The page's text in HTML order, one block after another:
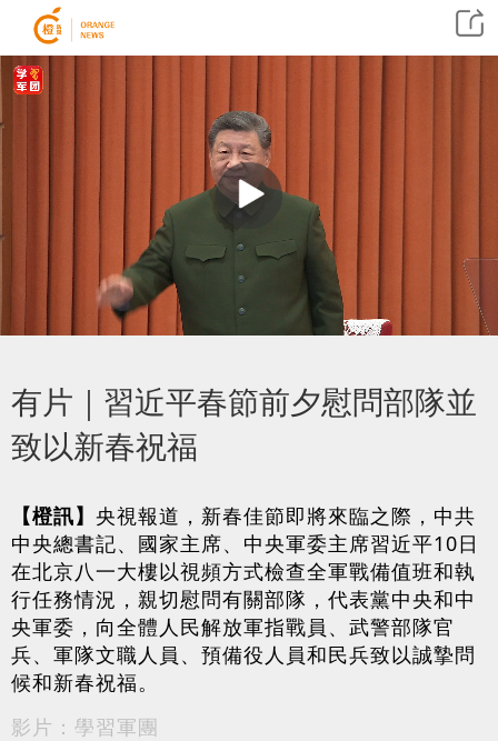
有片｜習近平春節前夕慰問部隊並
致以新春祝福
【橙訊】 央視報道，新春佳節即將來臨之際，中共
中央總書記、國家主席、中央軍委主席習近平10日
在北京八一大樓以視頻方式檢查全軍戰備值班和執
行任務情況，親切慰問有關部隊，代表黨中央和中
央軍委，向全體人民解放軍指戰員、武警部隊官
兵、軍隊文職人員、預備役人員和民兵致以誠摯問
候和新春祝福。
影片：學習軍團